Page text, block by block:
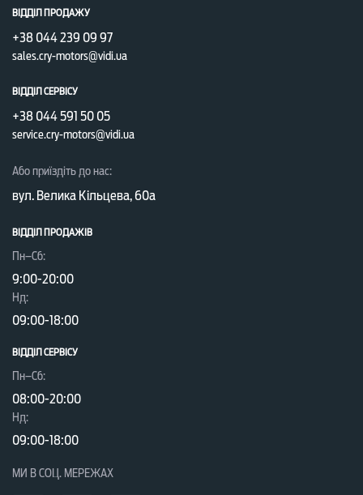
ВІДДІЛ ПРОДАЖУ
+38 044 239 09 97
sales.cry-motors@vidi.ua
ВІДДІЛ СЕРВІСУ
+38 044 591 50 05
service.cry-motors@vidi.ua
Або приїздіть до нас:
вул. Велика Кільцева, 60а
ВІДДІЛ ПРОДАЖІВ
Пн–Сб:
9:00-20:00
Нд:
09:00-18:00
ВІДДІЛ CЕРВІСУ
Пн–Сб:
08:00-20:00
Нд:
09:00-18:00
МИ В СОЦ. МЕРЕЖАХ